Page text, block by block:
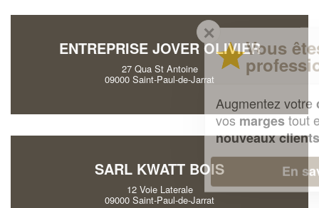
ENTREPRISE JOVER OLIVIER
27 Qua St Antoine
09000 Saint-Paul-de-Jarrat
SARL KWATT BOIS
12 Voie Laterale
09000 Saint-Paul-de-Jarrat
Vous êtes un
professionnel ?
chiffre d'affaireset
vosmargestout en gagnant de
nouveaux clients!
En savoir plus